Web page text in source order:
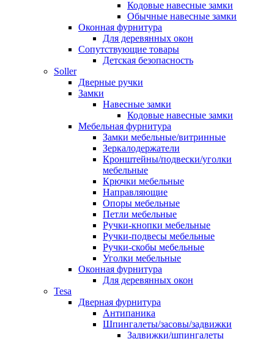
Кодовые навесные замки
Обычные навесные замки
Оконная фурнитура
Для деревянных окон
Сопутствующие товары
Детская безопасность
Soller
Дверные ручки
Замки
Навесные замки
Кодовые навесные замки
Мебельная фурнитура
Замки мебельные/витринные
Зеркалодержатели
Кронштейны/подвески/уголки
мебельные
Крючки мебельные
Направляющие
Опоры мебельные
Петли мебельные
Ручки-кнопки мебельные
Ручки-подвесы мебельные
Ручки-скобы мебельные
Уголки мебельные
Оконная фурнитура
Для деревянных окон
Tesa
Дверная фурнитура
Антипаника
Шпингалеты/засовы/задвижки
Задвижки/шпингалеты